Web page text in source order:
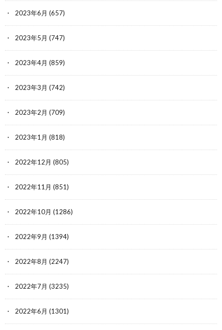
2023年6月 (657)
2023年5月 (747)
2023年4月 (859)
2023年3月 (742)
2023年2月 (709)
2023年1月 (818)
2022年12月 (805)
2022年11月 (851)
2022年10月 (1286)
2022年9月 (1394)
2022年8月 (2247)
2022年7月 (3235)
2022年6月 (1301)